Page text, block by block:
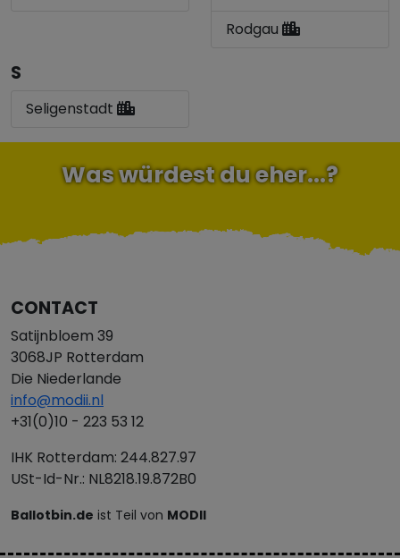
Rodgau
S
Seligenstadt
Was würdest du eher...?
CONTACT
Satijnbloem 39
3068JP Rotterdam
Die Niederlande
info@modii.nl
+31(0)10 - 223 53 12
IHK Rotterdam: 244.827.97
USt-Id-Nr.: NL8218.19.872B0
Ballotbin.de ist Teil von MODII